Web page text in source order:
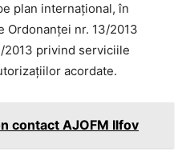
plan internaţional, în
nr. 13/2013
2013 privind serviciile
acordate.
contact AJOFM Ilfov